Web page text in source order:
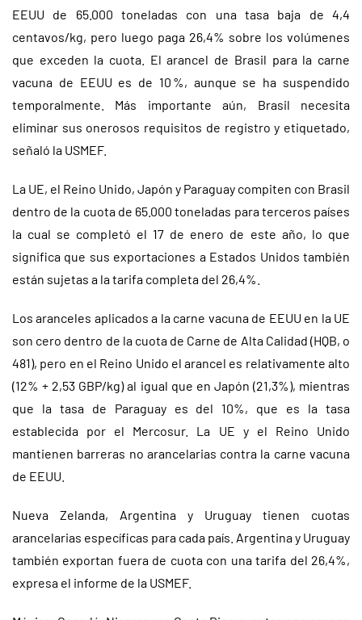
EEUU de 65.000 toneladas con una tasa baja de 4,4
centavos/kg, pero luego paga 26,4% sobre los volúmenes
que exceden la cuota. El arancel de Brasil para la carne
vacuna de EEUU es de 10 %, aunque se ha suspendido
temporalmente. Más importante aún, Brasil necesita
eliminar sus onerosos requisitos de registro y etiquetado,
señaló la USMEF.
La UE, el Reino Unido, Japón y Paraguay compiten con Brasil
dentro de la cuota de 65.000 toneladas para terceros países
la cual se completó el 17 de enero de este año, lo que
significa que sus exportaciones a Estados Unidos también
están sujetas a la tarifa completa del 26,4%.
Los aranceles aplicados a la carne vacuna de EEUU en la UE
son cero dentro de la cuota de Carne de Alta Calidad (HQB, o
481), pero en el Reino Unido el arancel es relativamente alto
(12% + 2,53 GBP/kg) al igual que en Japón (21,3%), mientras
que la tasa de Paraguay es del 10%, que es la tasa
establecida por el Mercosur. La UE y el Reino Unido
mantienen barreras no arancelarias contra la carne vacuna
de EEUU.
Nueva Zelanda, Argentina y Uruguay tienen cuotas
arancelarias específicas para cada país. Argentina y Uruguay
también exportan fuera de cuota con una tarifa del 26,4%,
expresa el informe de la USMEF.